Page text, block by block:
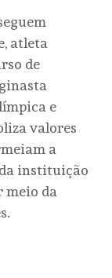
atleta
de
e
valores
a
instituição
meio da